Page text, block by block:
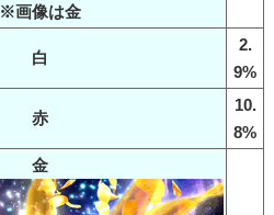
※画像は金
白
2.
9%
赤
10.
8%
金